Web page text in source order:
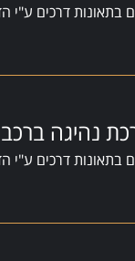
בתאונות דרכים ע"י
נהיגה
בתאונות דרכים ע"י